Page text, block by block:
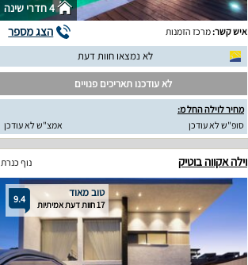
4 חדרי שינה
איש קשר:מרכז הזמנות הצג מספר
לא נמצאו חוות דעת
לא עודכנו תאריכים פנויים
מחיר לוילה החל מ:
סופ"ש לא עודכן
אמצ"ש לא עודכן
וילה אקווה בוטיק נוף כנרת
9.4 טוב מאוד
17 חוות דעת אמיתיות